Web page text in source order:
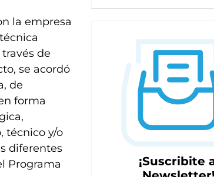
la empresa
de
se acordó
de
forma
técnico y/o
diferentes
Programa
¡Suscribite